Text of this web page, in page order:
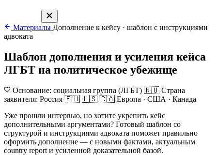
Материалы Дополнение к кейсу · шаблон с инструкциями
адвоката
Шаблон дополнения и усиления кейса
ЛГБТ на политическое убежище
Основание: социальная группа (ЛГБТ) 🇷🇺 Страна
заявителя: Россия 🇪🇺 🇺🇸 🇨🇦 Европа · США · Канада
Уже прошли интервью, но хотите укрепить кейс
дополнительными аргументами? Готовый шаблон со
структурой и инструкциями адвоката поможет правильно
оформить дополнение — с новыми фактами, актуальным
country report и усиленной доказательной базой.